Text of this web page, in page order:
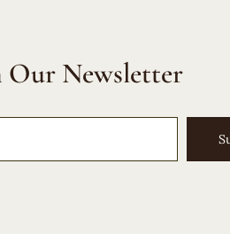
Our Newsletter